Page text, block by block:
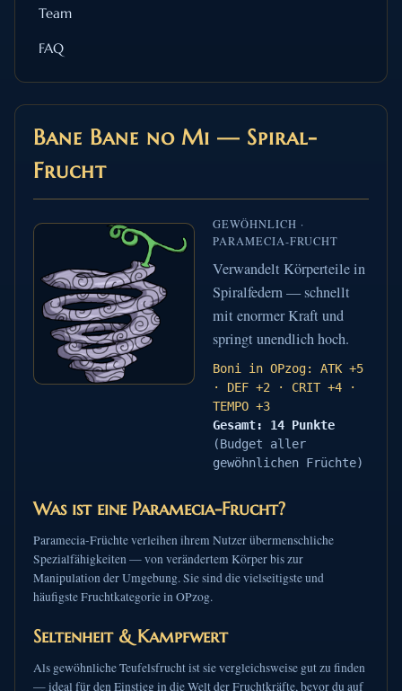
Team
FAQ
Bane Bane no Mi — Spiral-
Frucht
GEWÖHNLICH ·
PARAMECIA-FRUCHT
Verwandelt Körperteile in
Spiralfedern — schnellt
mit enormer Kraft und
springt unendlich hoch.
Boni in OPzog: ATK +5
· DEF +2 · CRIT +4 ·
TEMPO +3
Gesamt: 14 Punkte
(Budget aller
gewöhnlichen Früchte)
Was ist eine Paramecia-Frucht?
Paramecia-Früchte verleihen ihrem Nutzer übermenschliche
Spezialfähigkeiten — von verändertem Körper bis zur
Manipulation der Umgebung. Sie sind die vielseitigste und
häufigste Fruchtkategorie in OPzog.
Seltenheit & Kampfwert
Als gewöhnliche Teufelsfrucht ist sie vergleichsweise gut zu finden
— ideal für den Einstieg in die Welt der Fruchtkräfte, bevor du auf